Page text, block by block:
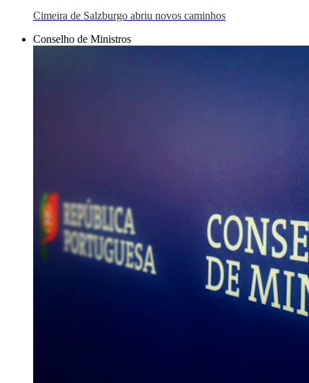
Cimeira de Salzburgo abriu novos caminhos
Conselho de Ministros